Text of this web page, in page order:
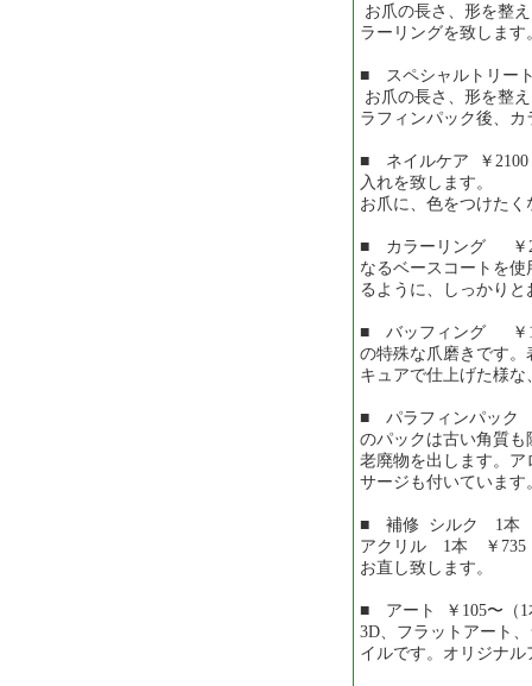
お爪の長さ、形を整
ラーリングを致しま
■ スペシャルトリー
お爪の長さ、形を整
ラフィンパック後、
■ ネイルケア ￥2100
入れを致します。
お爪に、色をつけた
■ カラーリング ￥
なるベースコートを
るように、しっかり
■ バッフィング ￥
の特殊な爪磨きです
キュアで仕上げた様
■ パラフィンパック
のパックは古い角質
老廃物を出します。
サージも付いていま
■ 補修 シルク 1本
アクリル 1本 ￥735
お直し致します。
■ アート ￥105〜（1
3D、フラットアート
イルです。オリジナ